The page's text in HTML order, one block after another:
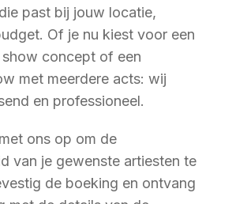
past bij jouw locatie,
Of je nu kiest voor een
show concept of een
met meerdere acts: wij
en professioneel.
ons op om de
van je gewenste artiesten te
de boeking en ontvang